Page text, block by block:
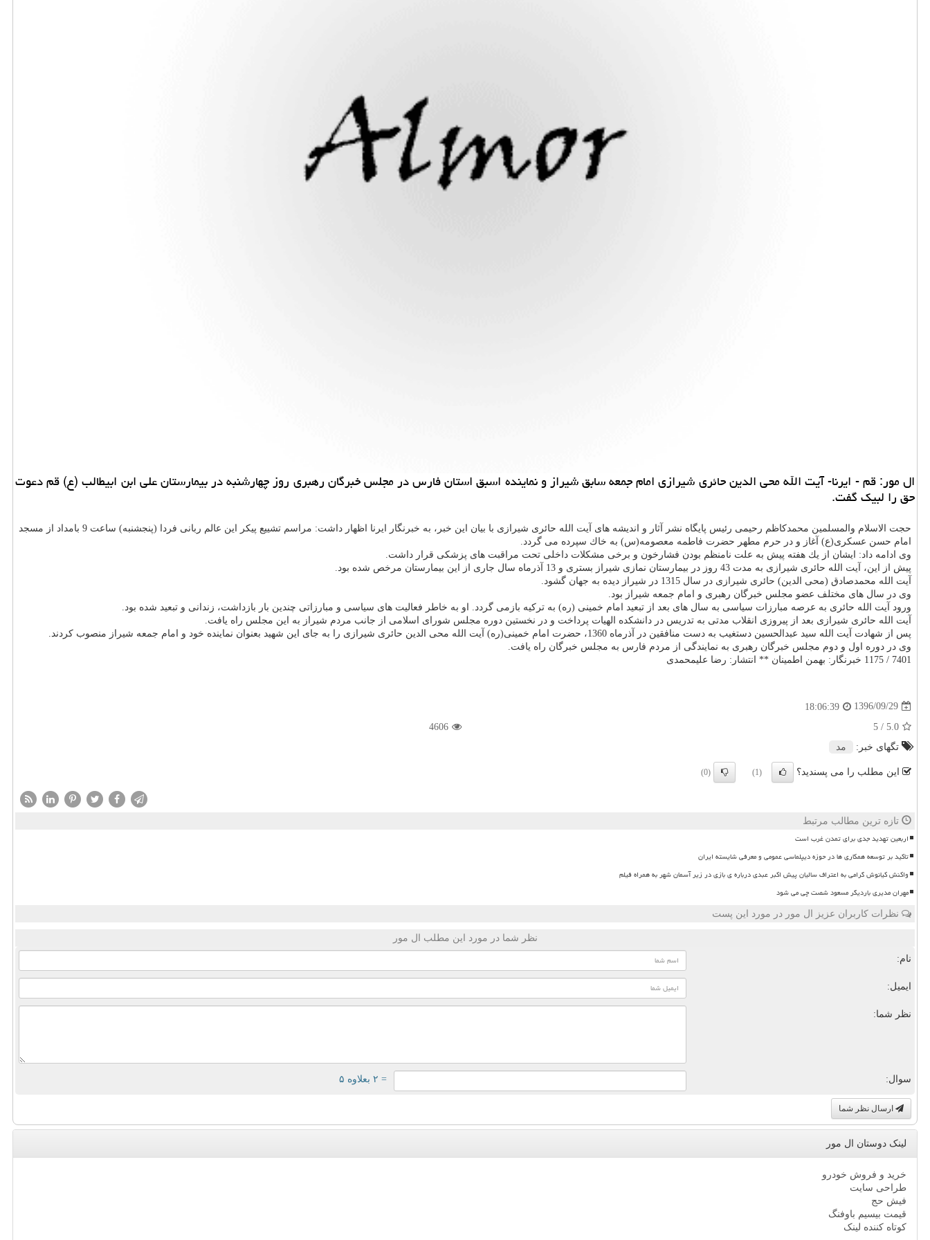
ال مور: قم - ایرنا- آیت الله محی الدین حائری شیرازی امام جمعه سابق شیراز و نماینده اسبق استان فارس در مجلس خبرگان رهبری روز چهارشنبه در بیمارستان علی ابن ابیطالب (ع) قم دعوت
حق را لبیك گفت.
حجت الاسلام والمسلمین محمدكاظم رحیمی رئیس پایگاه نشر آثار و اندیشه های آیت الله حائری شیرازی با بیان این خبر، به خبرنگار ایرنا اظهار داشت: مراسم تشییع پیكر این عالم ربانی فردا (پنجشنبه) ساعت 9 بامداد از مسجد
امام حسن عسكری(ع) آغاز و در حرم مطهر حضرت فاطمه معصومه(س) به خاك سپرده می گردد.
وی ادامه داد: ایشان از یك هفته پیش به علت نامنظم بودن فشارخون و برخی مشكلات داخلی تحت مراقبت های پزشكی قرار داشت.
پیش از این، آیت الله حائری شیرازی به مدت 43 روز در بیمارستان نمازی شیراز بستری و 13 آذرماه سال جاری از این بیمارستان مرخص شده بود.
آیت الله محمدصادق (محی الدین) حائری شیرازی در سال 1315 در شیراز دیده به جهان گشود.
وی در سال های مختلف عضو مجلس خبرگان رهبری و امام جمعه شیراز بود.
ورود آیت الله حائری به عرصه مبارزات سیاسی به سال های بعد از تبعید امام خمینی (ره) به تركیه بازمی گردد. او به خاطر فعالیت های سیاسی و مبارزاتی چندین بار بازداشت، زندانی و تبعید شده بود.
آیت الله حائری شیرازی بعد از پیروزی انقلاب مدتی به تدریس در دانشكده الهیات پرداخت و در نخستین دوره مجلس شورای اسلامی از جانب مردم شیراز به این مجلس راه یافت.
پس از شهادت آیت الله سید عبدالحسین دستغیب به دست منافقین در آذرماه 1360، حضرت امام خمینی(ره) آیت الله محی الدین حائری شیرازی را به جای این شهید بعنوان نماینده خود و امام جمعه شیراز منصوب كردند.
وی در دوره اول و دوم مجلس خبرگان رهبری به نمایندگی از مردم فارس به مجلس خبرگان راه یافت.
7401 / 1175 خبرنگار: بهمن اطمینان ** انتشار: رضا علیمحمدی
1396/09/29
18:06:39
5.0
/ 5
4606
تگهای خبر:
مد
این مطلب را می پسندید؟ (1)
(0)
تازه ترین مطالب مرتبط
اربعین تهدید جدی برای تمدن غرب است
تاکید بر توسعه همکاری ها در حوزه دیپلماسی عمومی و معرفی شایسته ایران
واکنش کیانوش گرامی به اعتراف سالیان پیش اکبر عبدی درباره ی بازی در زیر آسمان شهر به همراه فیلم
مهران مدیری باردیگر مسعود شصت چی می شود
نظرات کاربران عزیز ال مور در مورد این پست
نظر شما در مورد این مطلب ال مور
نام:
ایمیل:
نظر شما:
سوال: = ۲ بعلاوه ۵
ارسال نظر شما
لینک دوستان ال مور
خرید و فروش خودرو
طراحی سایت
فیش حج
قیمت بیسیم باوفنگ
کوتاه کننده لینک